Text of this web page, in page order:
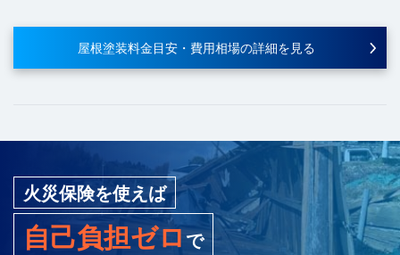
屋根塗装料金目安・費用相場の詳細を見る
火災保険を使えば
自己負担ゼロで